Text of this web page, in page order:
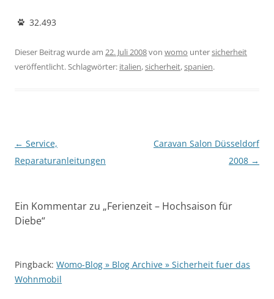
32.493
Dieser Beitrag wurde am 22. Juli 2008von womo untersicherheit
veröffentlicht. Schlagwörter: italien,sicherheit,spanien.
Beitragsnavigation
← Service,
Reparaturanleitungen
Caravan Salon Düsseldorf
2008 →
Ein Kommentar zu „Ferienzeit – Hochsaison für
Diebe“
Pingback: Womo-Blog » Blog Archive » Sicherheit fuer das
Wohnmobil